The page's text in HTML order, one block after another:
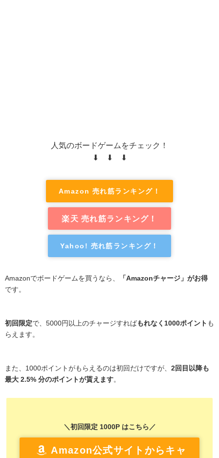
人気のボードゲームをチェック！
⬇ ⬇ ⬇
Amazon 売れ筋ランキング！
楽天 売れ筋ランキング！
Yahoo! 売れ筋ランキング！
Amazonでボードゲームを買うなら、
「Amazonチャージ」がお得
です。
初回限定で、5000円以上のチャージすればもれなく1000ポイント も
らえます。
また、1000ポイントがもらえるのは初回だけですが、 2回目以降も
最大 2.5% 分のポイントが貰えます。
＼初回限定 1000P はこちら／
Amazon公式サイトからキャ